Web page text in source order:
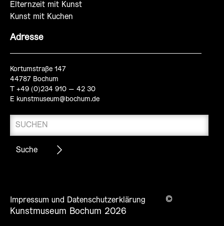
Elternzeit mit Kunst
Kunst mit Kuchen
Adresse
Kortumstraße 147
44787 Bochum
T +49 (0)234 910 – 42 30
E kunstmuseum@bochum.de
Impressum und Datenschutzerklärung
©
Kunstmuseum Bochum 2026